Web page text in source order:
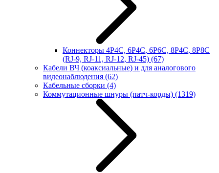
Коннекторы 4P4C, 6P4C, 6P6C, 8P4C, 8P8C
(RJ-9, RJ-11, RJ-12, RJ-45) (67)
Кабели ВЧ (коаксиальные) и для аналогового
видеонаблюдения (62)
Кабельные сборки (4)
Коммутационные шнуры (патч-корды) (1319)